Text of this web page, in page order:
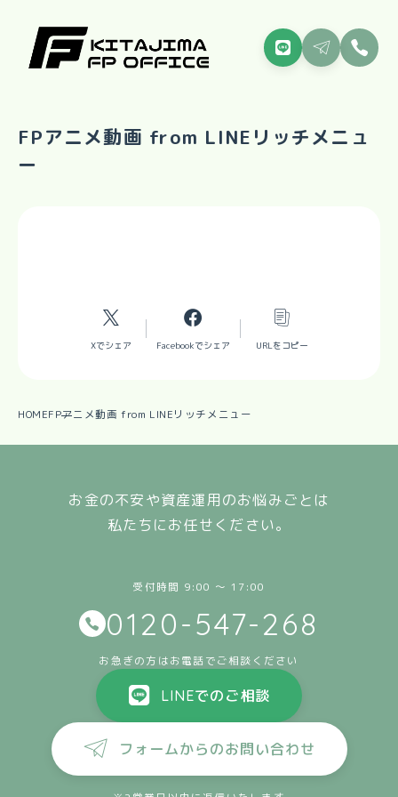
FPアニメ動画 from LINEリッチメニュ
ー
Xでシェア Facebookでシェア URLをコピー
HOMEFPアニメ動画 from LINEリッチメニュー
お金の不安や資産運用のお悩みごとは
私たちにお任せください。
受付時間 9:00 〜 17:00
0120-547-268
お急ぎの方はお電話でご相談ください
LINEでのご相談
フォームからのお問い合わせ